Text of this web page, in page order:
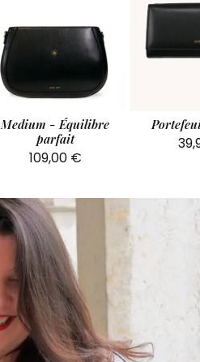
Medium - Équilibre
parfait
109,00 €